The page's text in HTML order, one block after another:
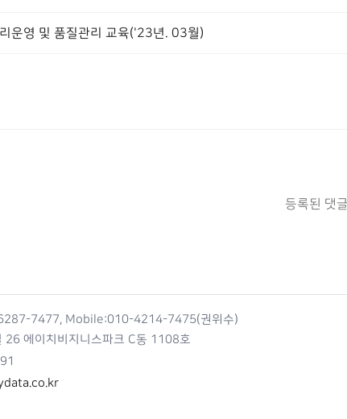
운영 및 품질관리 교육('23년. 03월)
등록된 댓
7477, Mobile:010-4214-7475(권위수)
26 에이치비지니스파크 C동 1108호